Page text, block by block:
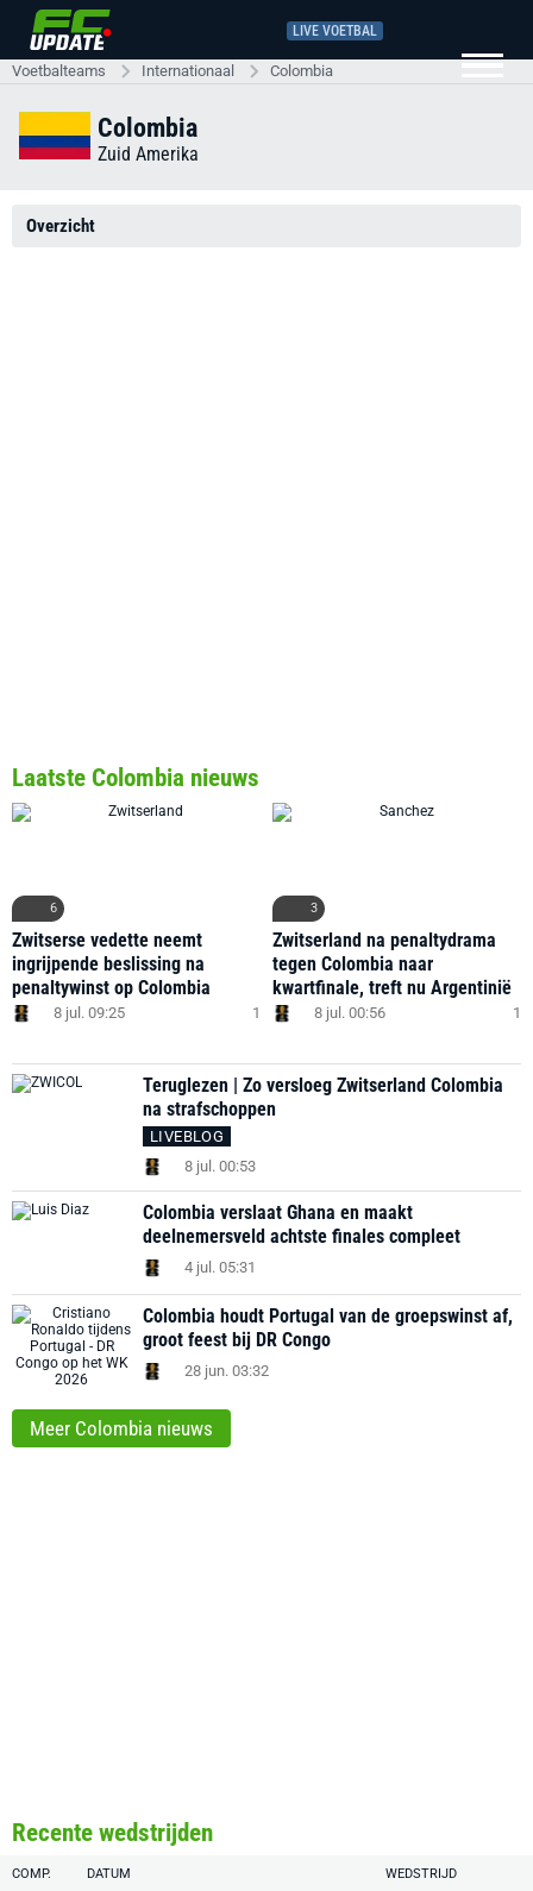
LIVE VOETBAL
Voetbalteams Internationaal Colombia
Colombia
Zuid Amerika
Overzicht
Laatste Colombia nieuws
6
Zwitserse vedette neemt
ingrijpende beslissing na
penaltywinst op Colombia
8 jul. 09:25 1
3
Zwitserland na penaltydrama
tegen Colombia naar
kwartfinale, treft nu Argentinië
8 jul. 00:56 1
Teruglezen | Zo versloeg Zwitserland Colombia
na strafschoppen
LIVEBLOG
8 jul. 00:53
Colombia verslaat Ghana en maakt
deelnemersveld achtste finales compleet
4 jul. 05:31
Colombia houdt Portugal van de groepswinst af,
groot feest bij DR Congo
28 jun. 03:32
Meer Colombia nieuws
Recente wedstrijden
COMP. DATUM WEDSTRIJD